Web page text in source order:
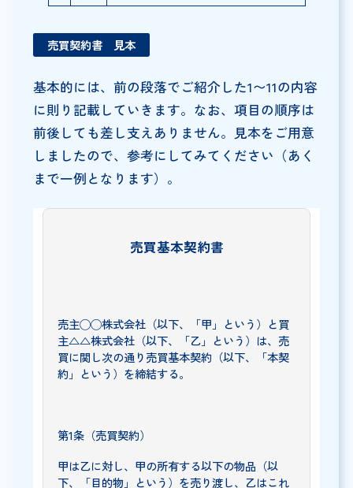
売買契約書 見本
基本的には、前の段落でご紹介した1〜11の内容
に則り記載していきます。なお、項目の順序は
前後しても差し支えありません。見本をご用意
しましたので、参考にしてみてください（あく
まで一例となります）。
売買基本契約書
売主◯◯株式会社（以下、「甲」という）と買
主△△株式会社（以下、「乙」という）は、売
買に関し次の通り売買基本契約（以下、「本契
約」という）を締結する。
第1条（売買契約）
甲は乙に対し、甲の所有する以下の物品（以
下、「目的物」という）を売り渡し、乙はこれ